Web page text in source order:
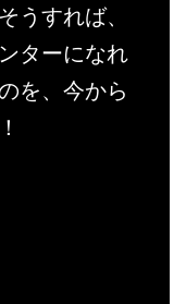
うすれば、
ターになれ
を、今から